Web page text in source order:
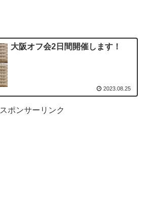
大阪オフ会2日間開催します！
2023.08.25
スポンサーリンク